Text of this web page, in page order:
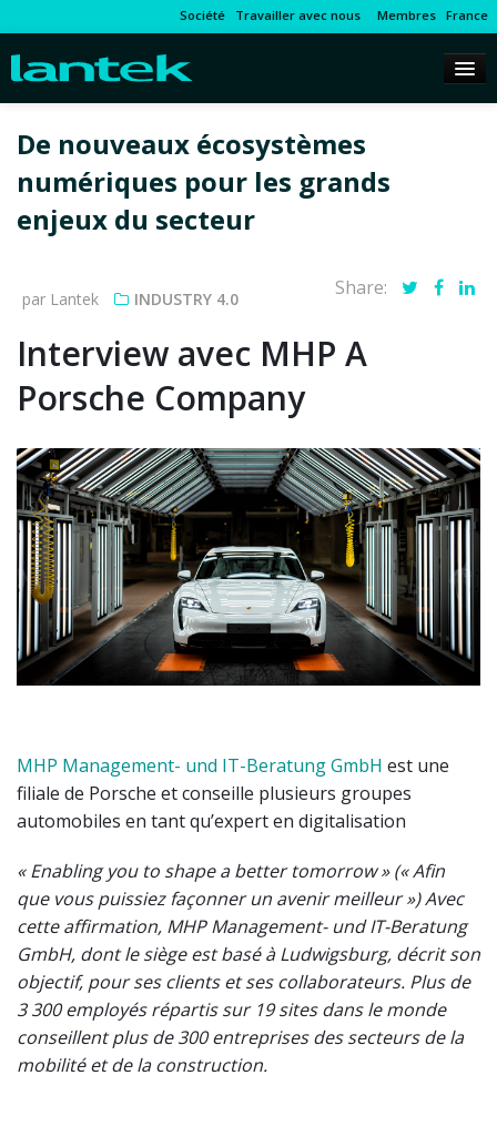
Société Travailler avec nous Membres France
De nouveaux écosystèmes
numériques pour les grands
enjeux du secteur
par Lantek INDUSTRY 4.0 Share:
Interview avec MHP A
Porsche Company
MHP Management- und IT-Beratung GmbH est une
filiale de Porsche et conseille plusieurs groupes
automobiles en tant qu’expert en digitalisation
« Enabling you to shape a better tomorrow » (« Afin
que vous puissiez façonner un avenir meilleur ») Avec
cette affirmation, MHP Management- und IT-Beratung
GmbH, dont le siège est basé à Ludwigsburg, décrit son
objectif, pour ses clients et ses collaborateurs. Plus de
3 300 employés répartis sur 19 sites dans le monde
conseillent plus de 300 entreprises des secteurs de la
mobilité et de la construction.